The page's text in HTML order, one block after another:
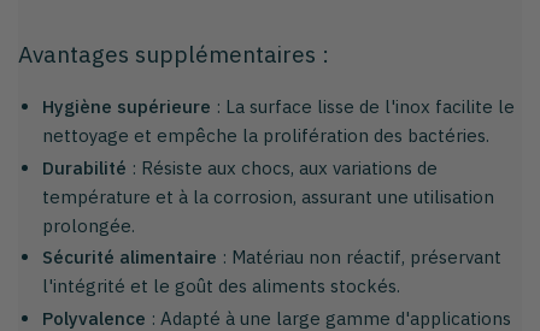
Avantages supplémentaires :
Hygiène supérieure : La surface lisse de l'inox facilite le
nettoyage et empêche la prolifération des bactéries.
Durabilité : Résiste aux chocs, aux variations de
température et à la corrosion, assurant une utilisation
prolongée.
Sécurité alimentaire : Matériau non réactif, préservant
l'intégrité et le goût des aliments stockés.
Polyvalence : Adapté à une large gamme d'applications